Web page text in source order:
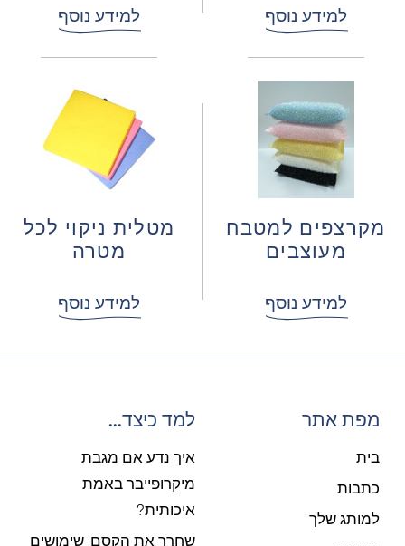
למידע נוסף למידע נוסף
מקרצפים למטבח
מעוצבים
למידע נוסף
מטלית ניקוי לכל
מטרה
למידע נוסף
מפת אתר
בית
כתבות
למותג שלך
למד כיצד...
איך נדע אם מגבת
מיקרופייבר באמת
איכותית?
שחרר את הקסם: שימושים